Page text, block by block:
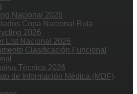
Nacional 2026
Copa Nacional Ruta
2026
List Nacional 2026
Clasificación Funcional
Técnica 2026
de Información Médica (MDF)